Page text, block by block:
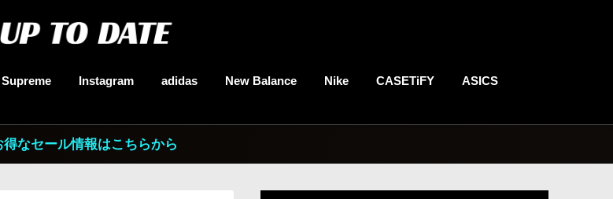
Supreme Instagram adidas New Balance Nike CASETiFY ASICS
得なセール情報はこちらから